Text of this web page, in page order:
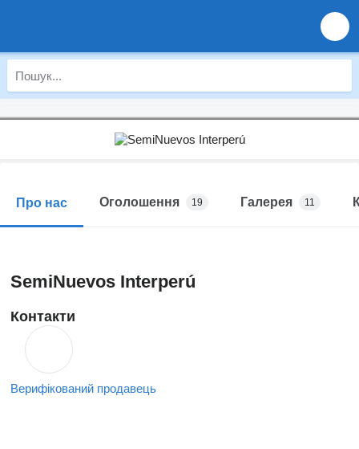
Про нас Оголошення 19 Галерея 11
SemiNuevos Interperú
Контакти
Верифікований продавець